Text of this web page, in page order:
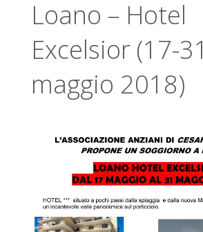
Loano – Hotel
Excelsior (17-31
maggio 2018)